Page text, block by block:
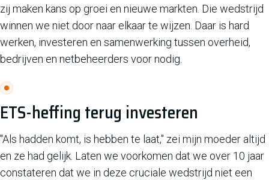
zij maken kans op groei en nieuwe markten. Die wedstrijd
winnen we niet door naar elkaar te wijzen. Daar is hard
werken, investeren en samenwerking tussen overheid,
bedrijven en netbeheerders voor nodig.
ETS-heffing terug investeren
"Als hadden komt, is hebben te laat," zei mijn moeder altijd
en ze had gelijk. Laten we voorkomen dat we over 10 jaar
constateren dat we in deze cruciale wedstrijd niet een